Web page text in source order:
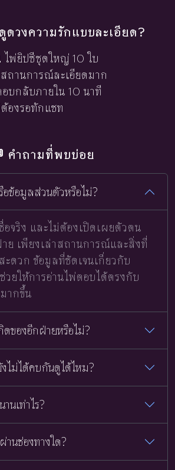
ดวงความรักแบบละเอียด?
ไพ่ยิปซีชุดใหญ่ 10 ใบ
ถานการณ์ละเอียดมาก
บกลับภายใน 10 นาที
ต้องรอทักแชท
คำถามที่พบบ่อย
อข้อมูลส่วนตัวหรือไม่?
อจริง และไม่ต้องเปิดเผยตัวตน
ย เพียงเล่าสถานการณ์และสิ่งที่
ดวก ข้อมูลที่ชัดเจนเกี่ยวกับ
วยให้การอ่านไพ่ตอบได้ตรงกับ
ากขึ้น
ดของอีกฝ่ายหรือไม่?
ไม่ได้คบกันดูได้ไหม?
นเท่าไร?
นช่องทางใด?